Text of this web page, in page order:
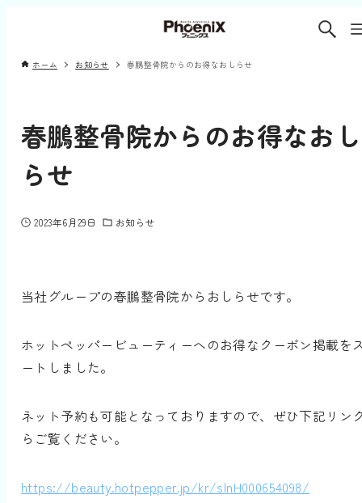
ホーム お知らせ 春鵬整骨院からのお得なおしらせ
春鵬整骨院からのお得なおし
らせ
2023年6月29日 お知らせ
当社グループの春鵬整骨院からおしらせです。
ホットペッパービューティーへのお得なクーポン掲載を
ートしました。
ネット予約も可能となっておりますので、ぜひ下記リン
らご覧ください。
https://beauty.hotpepper.jp/kr/slnH000654098/